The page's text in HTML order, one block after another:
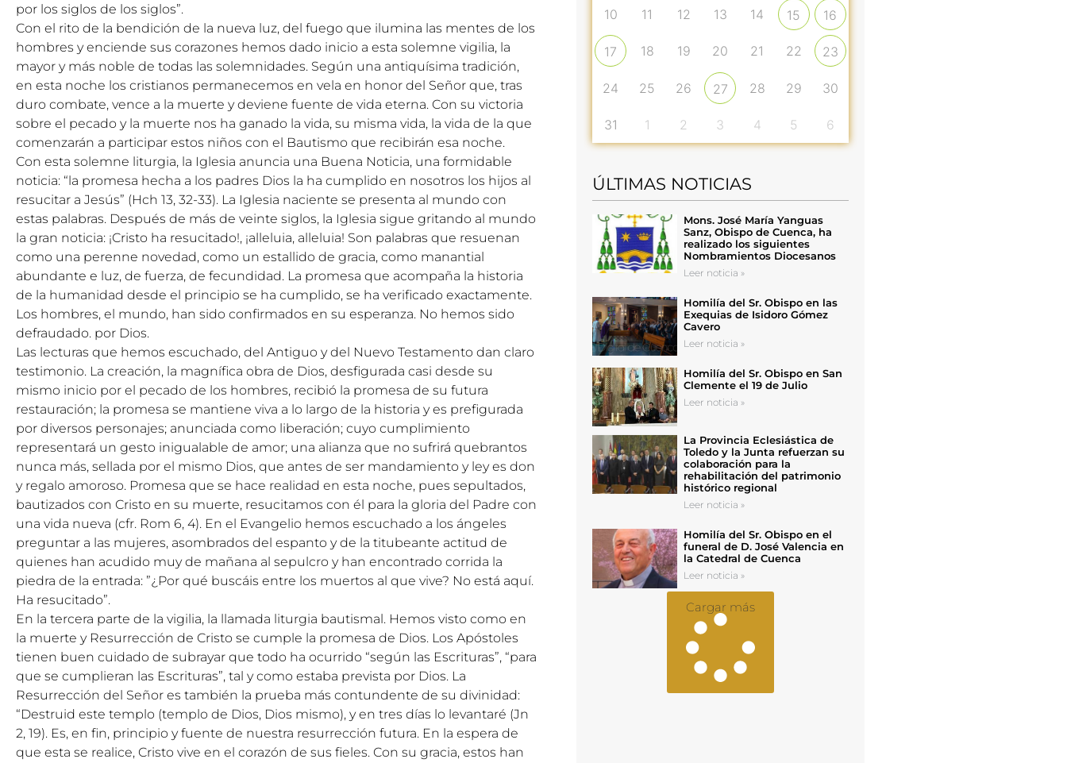
por los siglos de los siglos”.
Con el rito de la bendición de la nueva luz, del fuego que ilumina las mentes de los
hombres y enciende sus corazones hemos dado inicio a esta solemne vigilia, la
mayor y más noble de todas las solemnidades. Según una antiquísima tradición,
en esta noche los cristianos permanecemos en vela en honor del Señor que, tras
duro combate, vence a la muerte y deviene fuente de vida eterna. Con su victoria
sobre el pecado y la muerte nos ha ganado la vida, su misma vida, la vida de la que
comenzarán a participar estos niños con el Bautismo que recibirán esa noche.
Con esta solemne liturgia, la Iglesia anuncia una Buena Noticia, una formidable
noticia: “la promesa hecha a los padres Dios la ha cumplido en nosotros los hijos al
resucitar a Jesús” (Hch 13, 32-33). La Iglesia naciente se presenta al mundo con
estas palabras. Después de más de veinte siglos, la Iglesia sigue gritando al mundo
la gran noticia: ¡Cristo ha resucitado!, ¡alleluia, alleluia! Son palabras que resuenan
como una perenne novedad, como un estallido de gracia, como manantial
abundante e luz, de fuerza, de fecundidad. La promesa que acompaña la historia
de la humanidad desde el principio se ha cumplido, se ha verificado exactamente.
Los hombres, el mundo, han sido confirmados en su esperanza. No hemos sido
defraudado. por Dios.
Las lecturas que hemos escuchado, del Antiguo y del Nuevo Testamento dan claro
testimonio. La creación, la magnífica obra de Dios, desfigurada casi desde su
mismo inicio por el pecado de los hombres, recibió la promesa de su futura
restauración; la promesa se mantiene viva a lo largo de la historia y es prefigurada
por diversos personajes; anunciada como liberación; cuyo cumplimiento
representará un gesto inigualable de amor; una alianza que no sufrirá quebrantos
nunca más, sellada por el mismo Dios, que antes de ser mandamiento y ley es don
y regalo amoroso. Promesa que se hace realidad en esta noche, pues sepultados,
bautizados con Cristo en su muerte, resucitamos con él para la gloria del Padre con
una vida nueva (cfr. Rom 6, 4). En el Evangelio hemos escuchado a los ángeles
preguntar a las mujeres, asombrados del espanto y de la titubeante actitud de
quienes han acudido muy de mañana al sepulcro y han encontrado corrida la
piedra de la entrada: ”¿Por qué buscáis entre los muertos al que vive? No está aquí.
Ha resucitado”.
En la tercera parte de la vigilia, la llamada liturgia bautismal. Hemos visto como en
la muerte y Resurrección de Cristo se cumple la promesa de Dios. Los Apóstoles
tienen buen cuidado de subrayar que todo ha ocurrido “según las Escrituras”, “para
que se cumplieran las Escrituras”, tal y como estaba prevista por Dios. La
Resurrección del Señor es también la prueba más contundente de su divinidad:
“Destruid este templo (templo de Dios, Dios mismo), y en tres días lo levantaré (Jn
2, 19). Es, en fin, principio y fuente de nuestra resurrección futura. En la espera de
que esta se realice, Cristo vive en el corazón de sus fieles. Con su gracia, estos han
10 11 12 13 14 15 16
17 18 19 20 21 22 23
24 25 26 27 28 29 30
31 1 2 3 4 5 6
ÚLTIMAS NOTICIAS
Mons. José María Yanguas
Sanz, Obispo de Cuenca, ha
realizado los siguientes
Nombramientos Diocesanos
Leer noticia »
Homilía del Sr. Obispo en las
Exequias de Isidoro Gómez
Cavero
Leer noticia »
Homilía del Sr. Obispo en San
Clemente el 19 de Julio
Leer noticia »
La Provincia Eclesiástica de
Toledo y la Junta refuerzan su
colaboración para la
rehabilitación del patrimonio
histórico regional
Leer noticia »
Homilía del Sr. Obispo en el
funeral de D. José Valencia en
la Catedral de Cuenca
Leer noticia »
Cargar más